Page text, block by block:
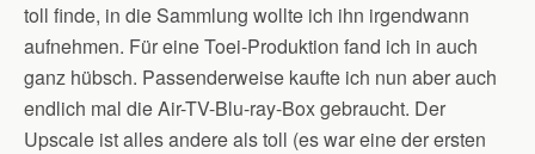
toll finde, in die Sammlung wollte ich ihn irgendwann
aufnehmen. Für eine Toei-Produktion fand ich in auch
ganz hübsch. Passenderweise kaufte ich nun aber auch
endlich mal die Air-TV-Blu-ray-Box gebraucht. Der
Upscale ist alles andere als toll (es war eine der ersten